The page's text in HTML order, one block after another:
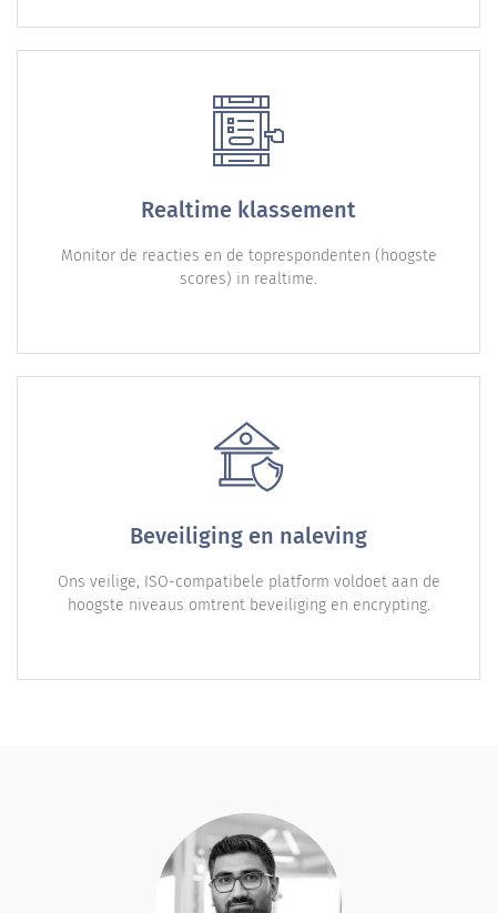
Realtime klassement
Monitor de reacties en de toprespondenten (hoogste
scores) in realtime.
Beveiliging en naleving
Ons veilige, ISO-compatibele platform voldoet aan de
hoogste niveaus omtrent beveiliging en encrypting.